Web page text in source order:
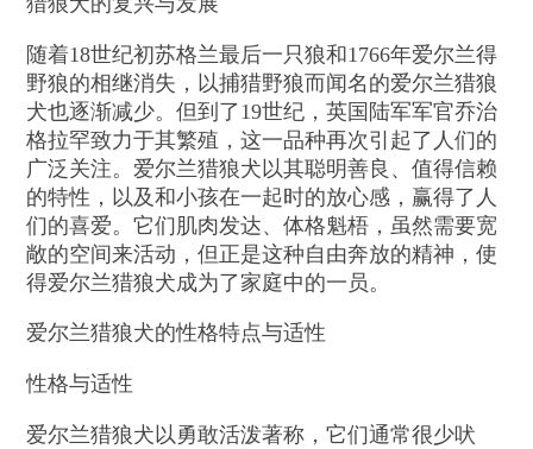
随着18世纪初苏格兰最后一只狼和1766年爱尔兰得
野狼的相继消失，以捕猎野狼而闻名的爱尔兰猎狼
犬也逐渐减少。但到了19世纪，英国陆军军官乔治
格拉罕致力于其繁殖，这一品种再次引起了人们的
广泛关注。爱尔兰猎狼犬以其聪明善良、值得信赖
的特性，以及和小孩在一起时的放心感，赢得了人
们的喜爱。它们肌肉发达、体格魁梧，虽然需要宽
敞的空间来活动，但正是这种自由奔放的精神，使
得爱尔兰猎狼犬成为了家庭中的一员。
爱尔兰猎狼犬的性格特点与适性
性格与适性
爱尔兰猎狼犬以勇敢活泼著称，它们通常很少吠